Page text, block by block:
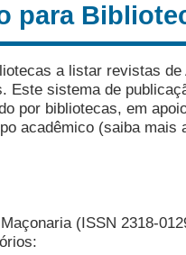
para
a listar revistas
Este sistema de
por bibliotecas, em
acadêmico (saiba mais
(ISSN 2318-